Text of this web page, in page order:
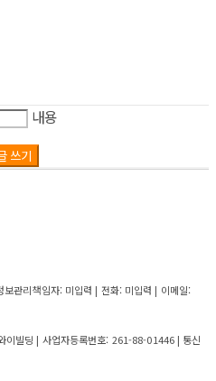
내용
쓰기
관리책임자: 미입력 | 전화: 미입력 | 이메일:
이빌딩 | 사업자등록번호: 261-88-01446| 통신